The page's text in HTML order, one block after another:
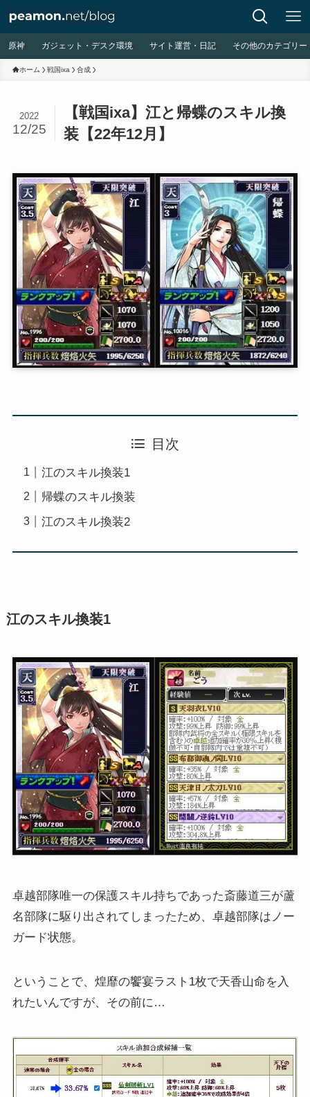
原神 ガジェット・デスク環境 サイト運営・日記 その他のカテゴリー
ホーム 戦国ixa 合成
【戦国ixa】江と帰蝶のスキル換
装【22年12月】
2022
12/25
目次
江のスキル換装1
帰蝶のスキル換装
江のスキル換装2
江のスキル換装1
卓越部隊唯一の保護スキル持ちであった斎藤道三が蘆
名部隊に駆り出されてしまったため、卓越部隊はノー
ガード状態。
ということで、煌靡の饗宴ラスト1枚で天香山命を入
れたいんですが、その前に…